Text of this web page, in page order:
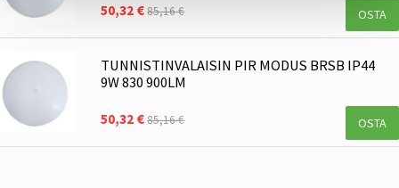
50,32 €85,16 € OSTA
TUNNISTINVALAISIN PIR MODUS BRSB IP44
9W 830 900LM
50,32 €85,16 € OSTA